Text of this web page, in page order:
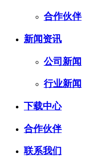
合作伙伴
新闻资讯
公司新闻
行业新闻
下载中心
合作伙伴
联系我们